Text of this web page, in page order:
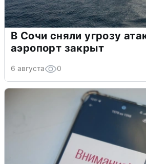
В Сочи сняли угрозу
аэропорт закрыт
6 августа 0